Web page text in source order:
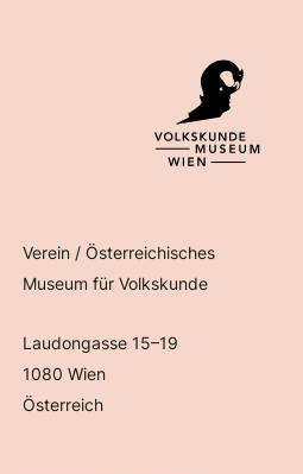
Verein / Österreichisches
Museum für Volkskunde
Laudongasse 15–19
1080 Wien
Österreich